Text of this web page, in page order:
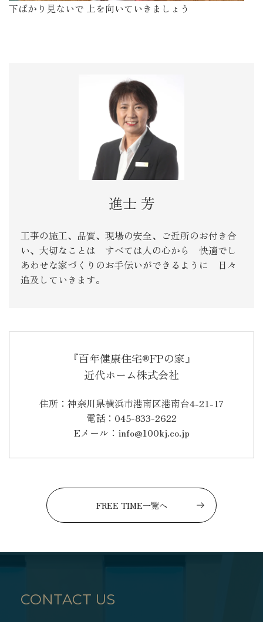
下ばかり見ないで 上を向いていきましょう
進士 芳
工事の施工、品質、現場の安全、ご近所のお付き合
い、大切なことは すべては人の心から 快適でし
あわせな家づくりのお手伝いができるように 日々
追及していきます。
『百年健康住宅®FPの家』
近代ホーム株式会社
住所：神奈川県横浜市港南区港南台4-21-17
電話：045-833-2622
Eメール：info@100kj.co.jp
FREE TIME一覧へ
CONTACT US